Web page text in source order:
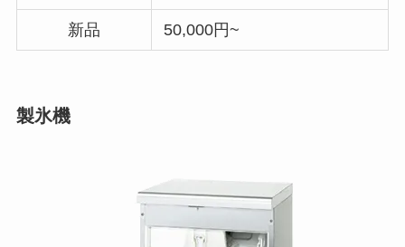
新品 50,000円~
製氷機